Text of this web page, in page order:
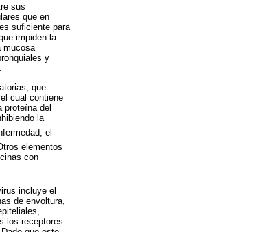
sus
que en
suficiente para
impiden la
mucosa
y
que
cual contiene
proteína del
la
el
elementos
con
incluye el
de envoltura,
los receptores